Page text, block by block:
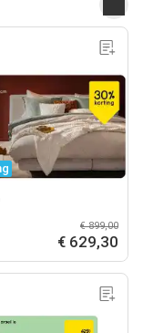
€ 899,00
€ 629,30